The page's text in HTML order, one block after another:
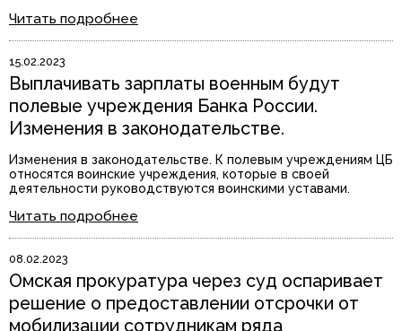
Читать подробнее
15.02.2023
Выплачивать зарплаты военным будут
полевые учреждения Банка России.
Изменения в законодательстве.
Изменения в законодательстве. К полевым учреждениям ЦБ
относятся воинские учреждения, которые в своей
деятельности руководствуются воинскими уставами.
Читать подробнее
08.02.2023
Омская прокуратура через суд оспаривает
решение о предоставлении отсрочки от
мобилизации сотрудникам ряда